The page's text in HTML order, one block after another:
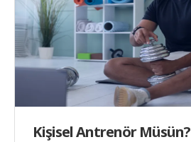
Kişisel Antrenör Müsün?